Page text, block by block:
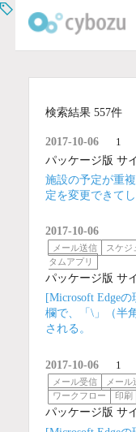
検索結果 557件
2017-10-06 1
パッケージ版 サ
施設の予定が重
定を変更できて
2017-10-06
メール送信
スケジ
タムアプリ
パッケージ版 サ
[Microsoft Edge
欄で、「\」（半
される。
2017-10-06 1
メール受信
メール
ワークフロー
印刷
パッケージ版 サ